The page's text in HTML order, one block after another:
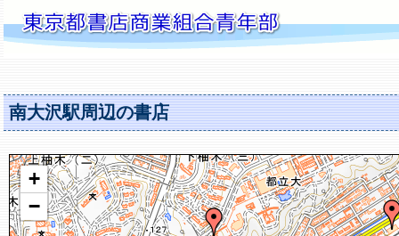
南大沢駅周辺の書店
+
−